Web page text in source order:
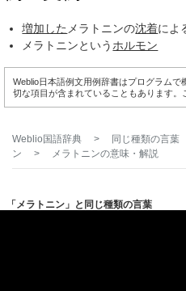
増加した メラトニンの沈着によ
メラトニンという ホルモン
Weblio日本語例文用例辞書はプログラム
切な項目が含まれていることもあります。
Weblio国語辞典 > 同じ種類の言葉
ン
> メラトニンの意味・解説
「メラトニン」と同じ種類の言葉